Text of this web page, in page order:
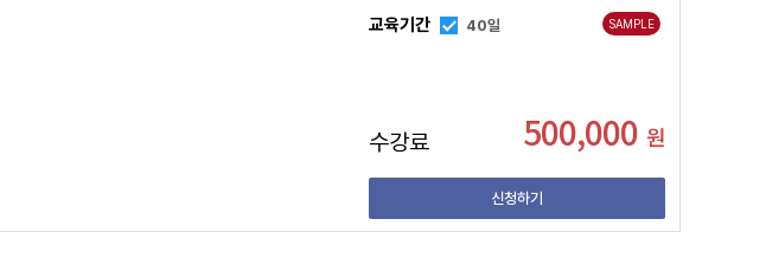
교육기간 40일 SAMPLE
수강료 500,000 원
신청하기